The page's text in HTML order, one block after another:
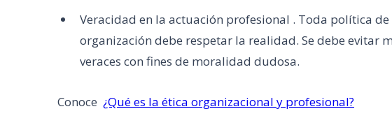
Veracidad en la actuación profesional . Toda política
organización debe respetar la realidad. Se debe evitar
veraces con fines de moralidad dudosa.
Conoce ¿Qué es la ética organizacional y profesional?